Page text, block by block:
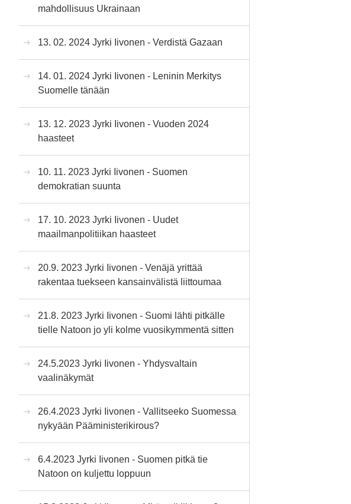
mahdollisuus Ukrainaan
13. 02. 2024 Jyrki Iivonen - Verdistä Gazaan
14. 01. 2024 Jyrki Iivonen - Leninin Merkitys
Suomelle tänään
13. 12. 2023 Jyrki Iivonen - Vuoden 2024
haasteet
10. 11. 2023 Jyrki Iivonen - Suomen
demokratian suunta
17. 10. 2023 Jyrki Iivonen - Uudet
maailmanpolitiikan haasteet
20.9. 2023 Jyrki Iivonen - Venäjä yrittää
rakentaa tuekseen kansainvälistä liittoumaa
21.8. 2023 Jyrki Iivonen - Suomi lähti pitkälle
tielle Natoon jo yli kolme vuosikymmentä sitten
24.5.2023 Jyrki Iivonen - Yhdysvaltain
vaalinäkymät
26.4.2023 Jyrki Iivonen - Vallitseeko Suomessa
nykyään Pääministerikirous?
6.4.2023 Jyrki Iivonen - Suomen pitkä tie
Natoon on kuljettu loppuun